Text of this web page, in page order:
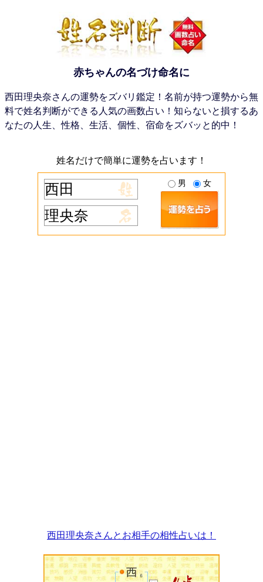
赤ちゃんの名づけ命名に
西田理央奈さんの運勢をズバリ鑑定！名前が持つ運勢から無
料で姓名判断ができる人気の画数占い！知らないと損するあ
なたの人生、性格、生活、個性、宿命をズバッと的中！
姓名だけで簡単に運勢を占います！
男 女
西田理央奈さんとお相手の相性占いは！